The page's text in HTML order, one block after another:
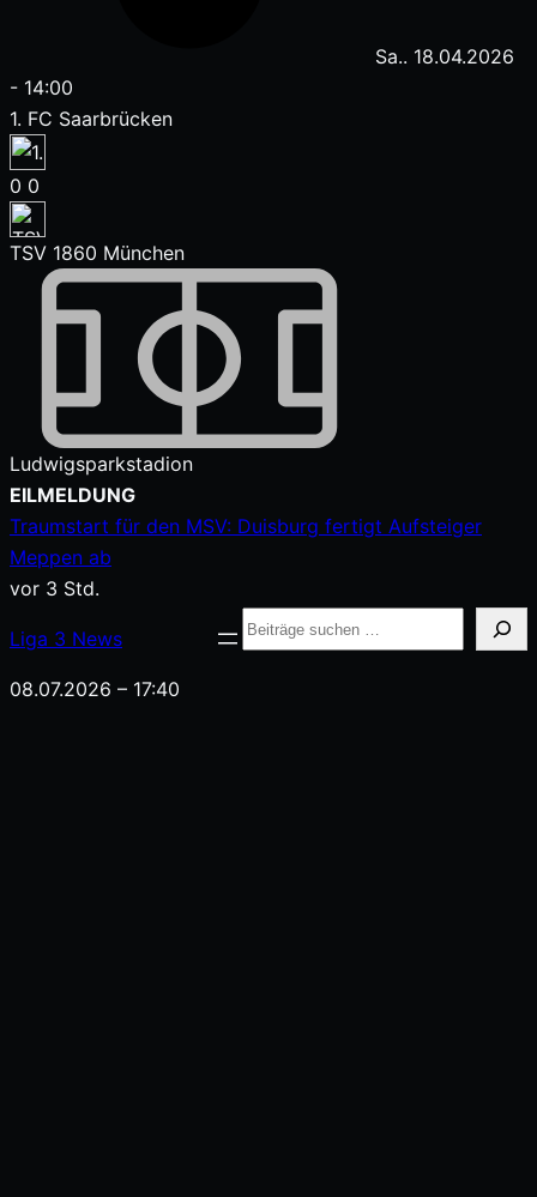
Sa.. 18.04.2026
- 14:00
1. FC Saarbrücken
0 0
TSV 1860 München
Ludwigsparkstadion
Zum
Inhalt
springen
EILMELDUNG
Traumstart für den MSV: Duisburg fertigt Aufsteiger
Meppen ab
vor 3 Std.
Liga 3 News
Suche
08.07.2026 – 17:40